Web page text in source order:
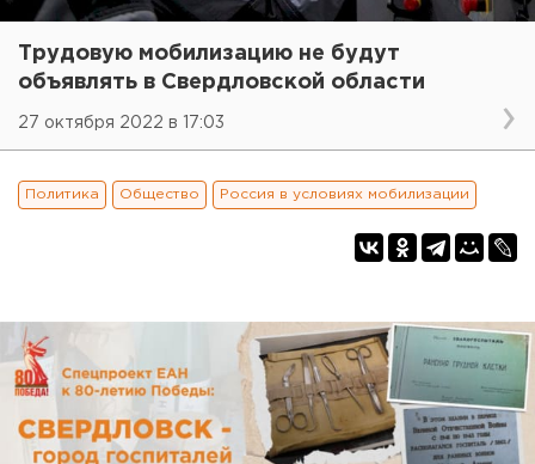
Трудовую мобилизацию не будут
объявлять в Свердловской области
27 октября 2022 в 17:03
Политика Общество Россия в условиях мобилизации